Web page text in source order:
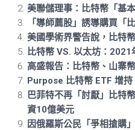
美聯儲理事：比特幣「基
「導師薦股」誘導購買「
美國學術界警告說，比特
比特幣 VS. 以太坊：
高盛報告：比特幣、山寨
Purpose 比特幣 ETF 增
巴菲特不再「討厭」比特
資10億美元
因俄羅斯公民「爭相搶購